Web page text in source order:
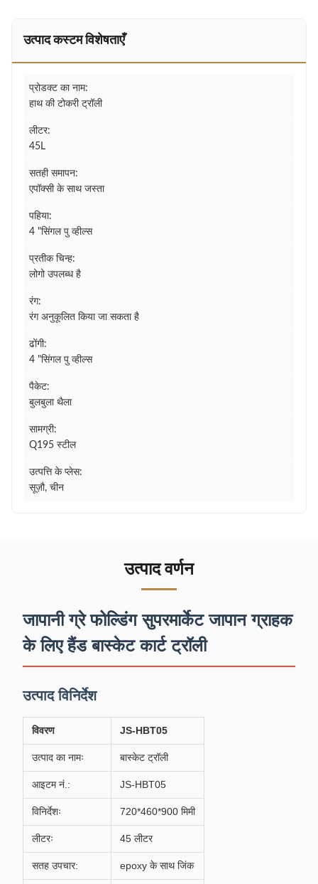
उत्पाद कस्टम विशेषताएँ
प्रोडक्ट का नाम:
हाथ की टोकरी ट्रॉली
लीटर:
45L
सतही समापन:
एपॉक्सी के साथ जस्ता
पहिया:
4 "सिंगल पु व्हील्स
प्रतीक चिन्ह:
लोगो उपलब्ध है
रंग:
रंग अनुकूलित किया जा सकता है
ढोंगी:
4 "सिंगल पु व्हील्स
पैकेट:
बुलबुला थैला
सामग्री:
Q195 स्टील
उत्पत्ति के प्लेस:
सूज़ौ, चीन
उत्पाद वर्णन
जापानी ग्रे फोल्डिंग सुपरमार्केट जापान ग्राहक
के लिए हैंड बास्केट कार्ट ट्रॉली
उत्पाद विनिर्देश
विवरण JS-HBT05
उत्पाद का नामः बास्केट ट्रॉली
आइटम नं.: JS-HBT05
विनिर्देशः 720*460*900 मिमी
लीटरः 45 लीटर
सतह उपचार: epoxy के साथ जिंक